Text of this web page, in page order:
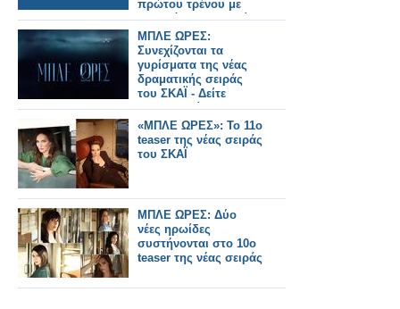
πρώτου τρένου με
υδρογόνο στην Ινδία,
αποκαλώντας το
επιτυχημένο
παράδειγμα της
καμπάνιας «Make in
India»
ΜΠΛΕ ΩΡΕΣ:
Συνεχίζονται τα
γυρίσματα της νέας
δραματικής σειράς
του ΣΚΑΪ - Δείτε
φωτογραφίες...
«ΜΠΛΕ ΩΡΕΣ»: Το 11ο
teaser της νέας σειράς
του ΣΚΑΪ
ΜΠΛΕ ΩΡΕΣ: Δύο
νέες ηρωίδες
συστήνονται στο 10ο
teaser της νέας σειράς